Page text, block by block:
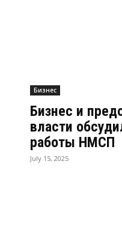
Бизнес
Бизнес и
власти
работы НМСП
July 15, 2025